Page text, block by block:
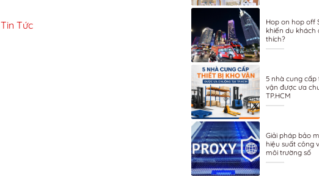
Tin Tức
Hop on hop off
khiến du khách
thích?
5 nhà cung cấp
vận được ưa
TP.HCM
Giải pháp bảo
hiệu suất công
môi trường số